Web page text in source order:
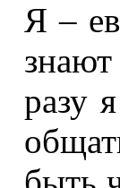
Я –
разу